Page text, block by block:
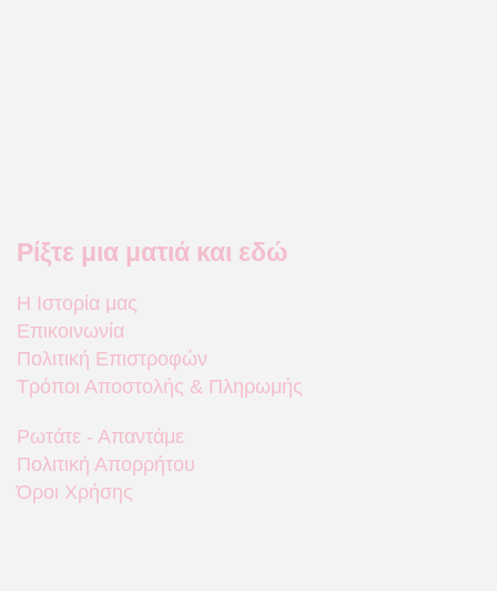
Ρίξτε μια ματιά και εδώ
Η Ιστορία μας
Επικοινωνία
Πολιτική Επιστροφών
Τρόποι Αποστολής & Πληρωμής
Ρωτάτε - Απαντάμε
Πολιτική Απορρήτου
Όροι Χρήσης